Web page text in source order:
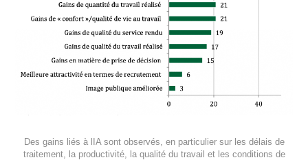
Des gains liés à lIA sont observés, en particulier sur les délais de
traitement, la productivité, la qualité du travail et les conditions de